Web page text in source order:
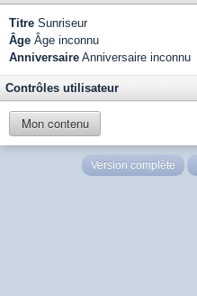
Titre Sunriseur
Âge Âge inconnu
Anniversaire Anniversaire inconnu
Contrôles utilisateur
Mon contenu
Version complète